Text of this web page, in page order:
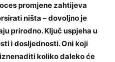
promjene zahtijeva
ništa – dovoljno je
prirodno. Ključ uspjeha u
i dosljednosti. Oni koji
koliko daleko će